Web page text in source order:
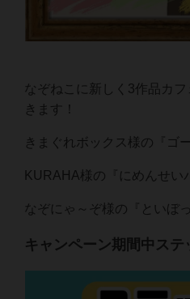
なぞねこに新しく3作品カ
きます！
きまぐれボックス様の『ゴ
KURAHA様の『にめんせい
なぞにゃ～ぞ様の『といぼ
キャンペーン期間中ステ